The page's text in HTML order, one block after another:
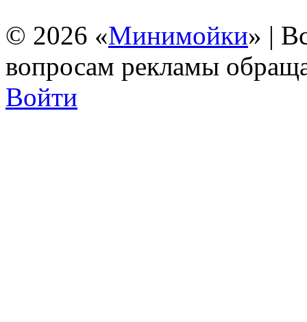
© 2026 «Минимойки» |
вопросам рекламы
Войти